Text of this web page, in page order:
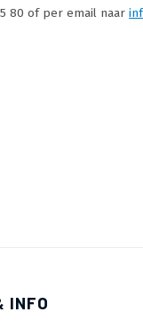
80 of per email naar
INFO